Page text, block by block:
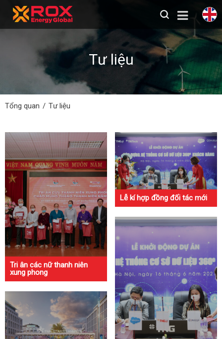
Tư liệu
Tổng quan Tư liệu
Tri ân các nữ thanh niên
xung phong
Lễ kí hợp đồng đối tác mới